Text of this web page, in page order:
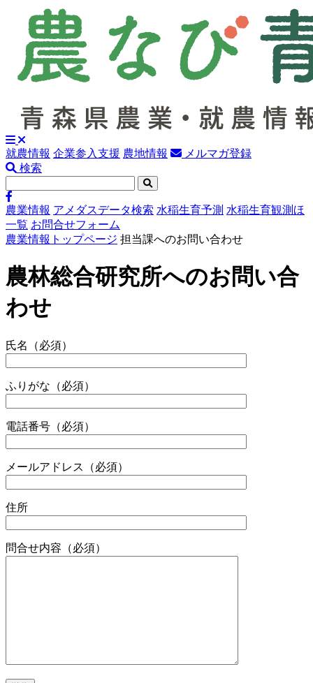
就農情報 企業参入支援 農地情報
メルマガ登録
検索
農業情報 アメダスデータ検索 水稲生育予測 水稲生育観測ほ
一覧 お問合せフォーム
農業情報トップページ 担当課へのお問い合わせ
農林総合研究所へのお問い合
わせ
氏名 （必須）
ふりがな （必須）
電話番号 （必須）
メールアドレス （必須）
住所
問合せ内容 （必須）